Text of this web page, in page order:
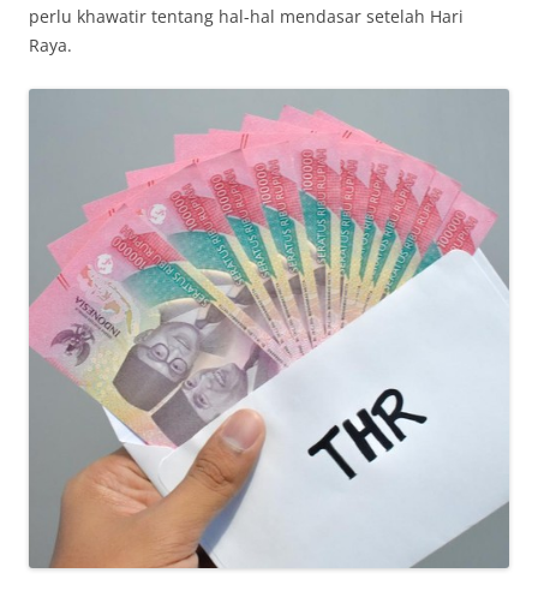
perlu khawatir tentang hal-hal mendasar setelah Hari
Raya.